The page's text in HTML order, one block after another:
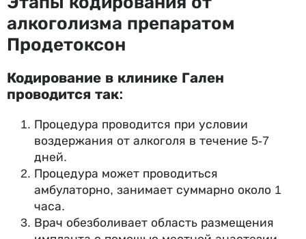
алкоголизма препаратом
Продетоксон
Кодирование в клинике Гален
проводится так:
Процедура проводится при условии
воздержания от алкоголя в течение 5-7
дней.
Процедура может проводиться
амбулаторно, занимает суммарно около 1
часа.
Врач обезболивает область размещения